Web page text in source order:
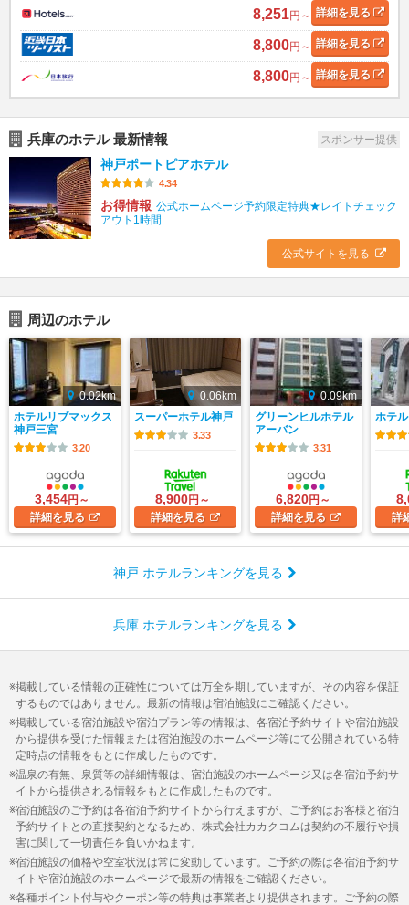
8,251円～ 詳細を見る
8,800円～ 詳細を見る
8,800円～ 詳細を見る
兵庫のホテル 最新情報 スポンサー提供
神戸ポートピアホテル
4.34
お得情報 公式ホームページ予約限定特典★レイトチェック
アウト1時間
公式サイトを見る
周辺のホテル
0.02km
ホテルリブマックス
神戸三宮
3.20
3,454円～
詳細を見る
0.06km
スーパーホテル神戸
3.33
8,900円～
詳細を見る
0.09km
グリーンヒルホテル
アーバン
3.31
6,820円～
詳細を見る
ホテ
詳
神戸 ホテルランキングを見る
兵庫 ホテルランキングを見る
掲載している情報の正確性については万全を期していますが、その内容を保証
するものではありません。最新の情報は宿泊施設にご確認ください。
掲載している宿泊施設や宿泊プラン等の情報は、各宿泊予約サイトや宿泊施設
から提供を受けた情報または宿泊施設のホームページ等にて公開されている特
定時点の情報をもとに作成したものです。
温泉の有無、泉質等の詳細情報は、宿泊施設のホームページ又は各宿泊予約サ
イトから提供される情報をもとに作成したものです。
宿泊施設のご予約は各宿泊予約サイトから行えますが、ご予約はお客様と宿泊
予約サイトとの直接契約となるため、株式会社カカクコムは契約の不履行や損
害に関して一切責任を負いかねます。
宿泊施設の価格や空室状況は常に変動しています。ご予約の際は各宿泊予約サ
イトや宿泊施設のホームページで最新の情報をご確認ください。
各種ポイント付与やクーポン等の特典は事業者より提供されます。ご予約の際